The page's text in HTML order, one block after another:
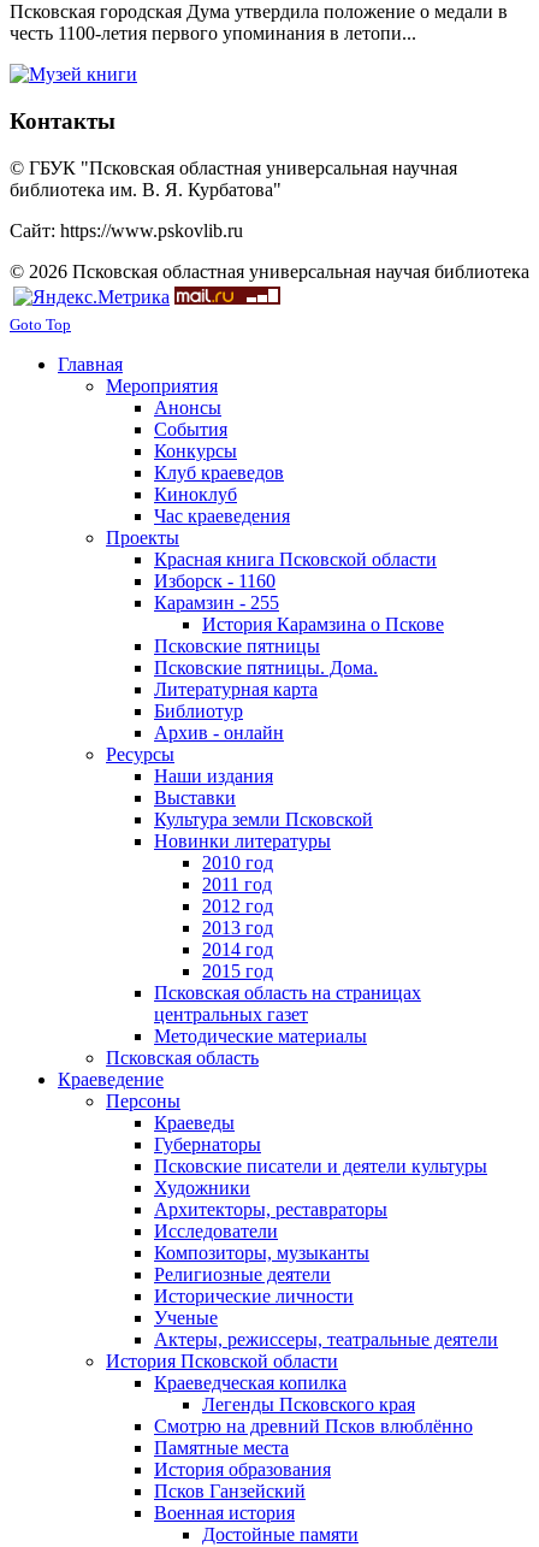
Псковская городская Дума утвердила положение о медали в
честь 1100-летия первого упоминания в летопи...
Контакты
© ГБУК "Псковская областная универсальная научная
библиотека им. В. Я. Курбатова"
Сайт: https://www.pskovlib.ru
© 2026 Псковская областная универсальная научая библиотека
Goto Top
Главная
Мероприятия
Анонсы
События
Конкурсы
Клуб краеведов
Киноклуб
Час краеведения
Проекты
Красная книга Псковской области
Изборск - 1160
Карамзин - 255
История Карамзина о Пскове
Псковские пятницы
Псковские пятницы. Дома.
Литературная карта
Библиотур
Архив - онлайн
Ресурсы
Наши издания
Выставки
Культура земли Псковской
Новинки литературы
2010 год
2011 год
2012 год
2013 год
2014 год
2015 год
Псковская область на страницах
центральных газет
Методические материалы
Псковская область
Краеведение
Персоны
Краеведы
Губернаторы
Псковские писатели и деятели культуры
Художники
Архитекторы, реставраторы
Исследователи
Композиторы, музыканты
Религиозные деятели
Исторические личности
Ученые
Актеры, режиссеры, театральные деятели
История Псковской области
Краеведческая копилка
Легенды Псковского края
Смотрю на древний Псков влюблённо
Памятные места
История образования
Псков Ганзейский
Военная история
Достойные памяти